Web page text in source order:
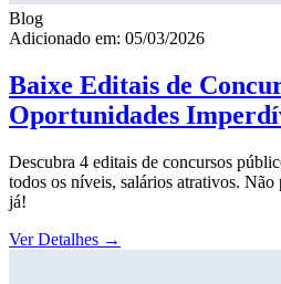
Blog
Adicionado em: 05/03/2026
Baixe Editais de
Oportunidades
Descubra 4 editais de concursos
todos os níveis, salários atrativos. Não
já!
Ver Detalhes →